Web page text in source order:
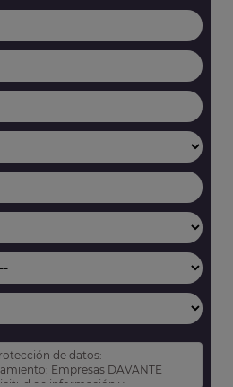
de datos:
Empresas DAVANTE
de información y